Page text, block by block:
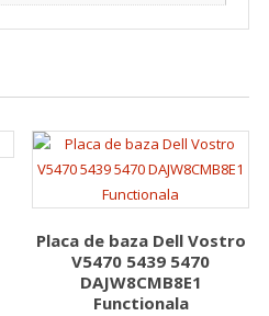
Placa de baza Dell Vostro
V5470 5439 5470
DAJW8CMB8E1
Functionala